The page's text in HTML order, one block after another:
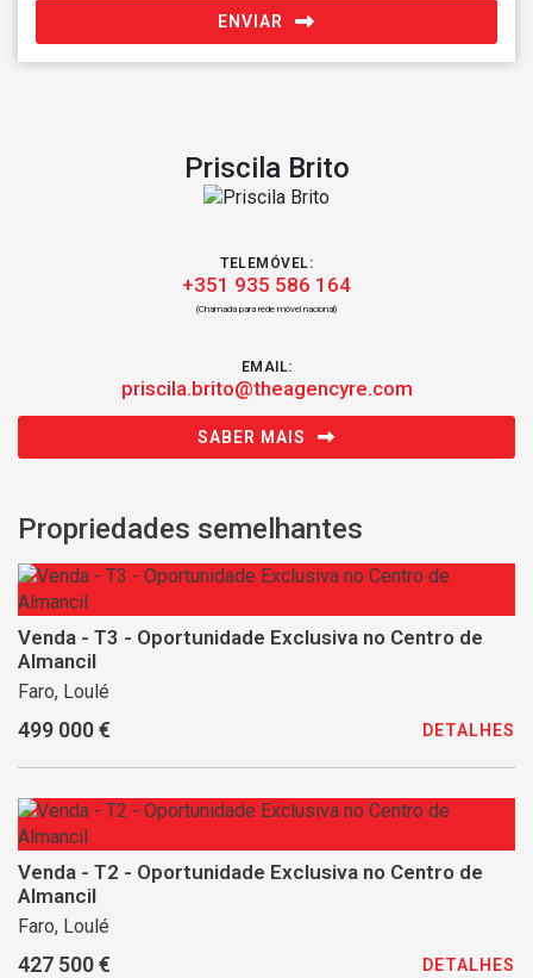
ENVIAR
Priscila Brito
TELEMÓVEL:
+351 935 586 164
(Chamada para rede móvel nacional)
EMAIL:
priscila.brito@theagencyre.com
SABER MAIS
Propriedades semelhantes
Venda - T3 - Oportunidade Exclusiva no Centro de
Almancil
Faro, Loulé
499 000 € DETALHES
Venda - T2 - Oportunidade Exclusiva no Centro de
Almancil
Faro, Loulé
427 500 € DETALHES